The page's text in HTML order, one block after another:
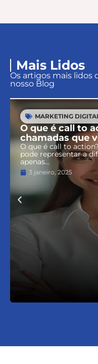
Mais Lidos
Os artigos mais lidos
nosso Blog
MARKETING
O que é call to
chamadas que
O que é call to
pode representar a
apenas...
3 janeiro, 2025